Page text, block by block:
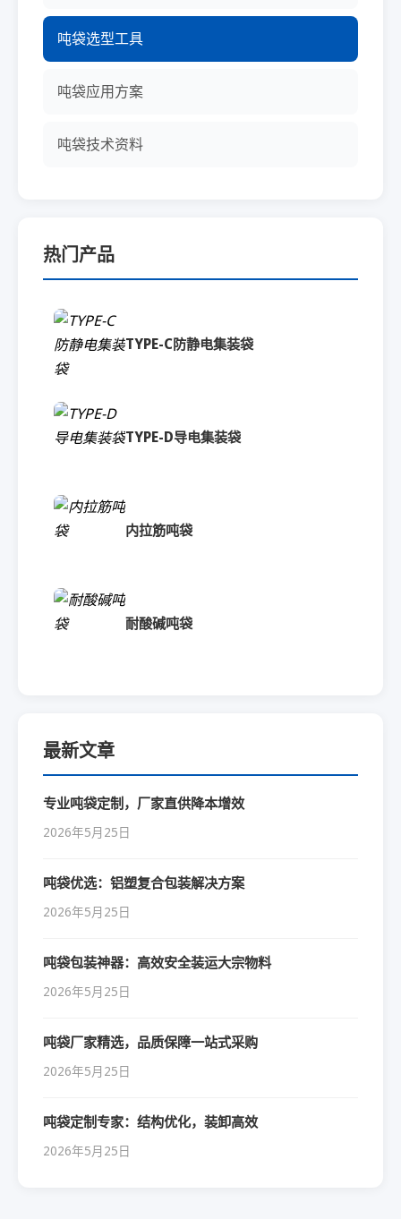
吨袋选型工具
吨袋应用方案
吨袋技术资料
热门产品
TYPE-C防静电集装袋
TYPE-D导电集装袋
内拉筋吨袋
耐酸碱吨袋
最新文章
专业吨袋定制，厂家直供降本增效
2026年5月25日
吨袋优选：铝塑复合包装解决方案
2026年5月25日
吨袋包装神器：高效安全装运大宗物料
2026年5月25日
吨袋厂家精选，品质保障一站式采购
2026年5月25日
吨袋定制专家：结构优化，装卸高效
2026年5月25日